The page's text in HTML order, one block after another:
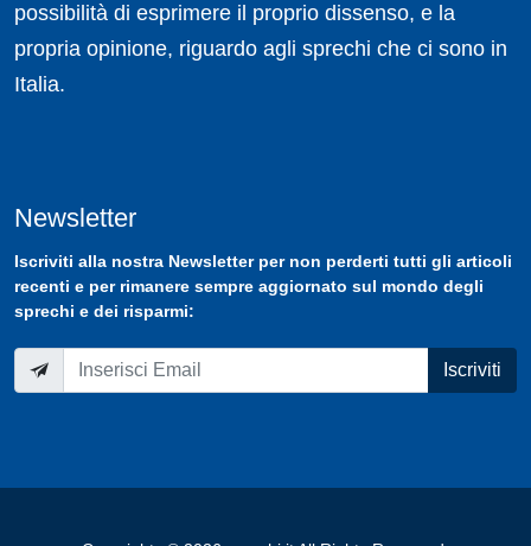
possibilità di esprimere il proprio dissenso, e la
propria opinione, riguardo agli sprechi che ci sono in
Italia.
Newsletter
Iscriviti alla nostra Newsletterper non perderti tutti gli articoli
recenti e per rimanere sempre aggiornato sul mondo degli
sprechi e dei risparmi:
Iscriviti